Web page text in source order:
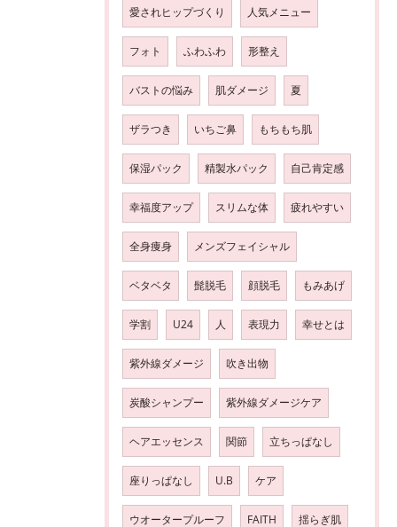
愛されヒップづくり 人気メニュー
フォト ふわふわ 形整え
バストの悩み 肌ダメージ 夏
ザラつき いちご鼻 もちもち肌
保湿パック 精製水パック 自己肯定感
幸福度アップ スリムな体 疲れやすい
全身痩身 メンズフェイシャル
ベタベタ 髭脱毛 顔脱毛 もみあげ
学割 U24 人 表現力 幸せとは
紫外線ダメージ 吹き出物
炭酸シャンプー 紫外線ダメージケア
ヘアエッセンス 関節 立ちっぱなし
座りっぱなし U.B ケア
ウオータープルーフ FAITH 揺らぎ肌